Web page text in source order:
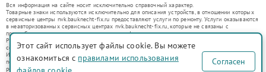
Вся информация на сайте носит исключительно справочный характер.
Товарные знаки используются исключительно для описания устройств, в отношении которых
сервисные центры nvk.bauknecht-fix.ru предоставляют услуги по ремонту. Услуги оказываются
в неавторизованных сервисных центрах nvk.bauknecht-fix.ru, которые не связаны с
правообладателями товарных знаков или их официальными представителями.
Ремонт осуществляется для устройств, уже введенных в гражданский оборот в соответствии
со статьей 1487 ГК РФ.
Использование товарных знаков не преследует цели индивидуализации услуг или введения
потребителей в заблуждение, а служит для информирования о предоставляемых услугах по
ремонту техники указанных брендов.
Этот сайт использует файлы cookie. Вы можете
ознакомиться с правилами использования
Согласен